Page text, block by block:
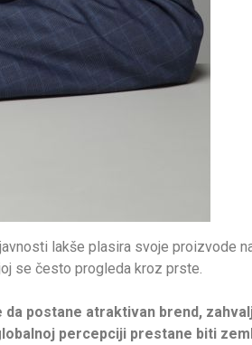
lakše plasira svoje proizvode
se često progleda kroz prste.
postane atraktivan brend,
percepciji prestane biti